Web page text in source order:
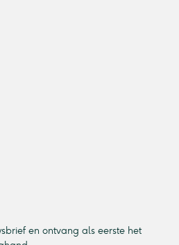
en ontvang als eerste het